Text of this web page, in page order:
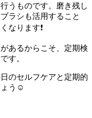
うものです。磨き残し
ラシも活用すること
なります❗️
あるからこそ、定期検
す。
のセルフケアと定期的
ょう☺️